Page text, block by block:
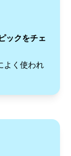
ックをチェ
よく使われ